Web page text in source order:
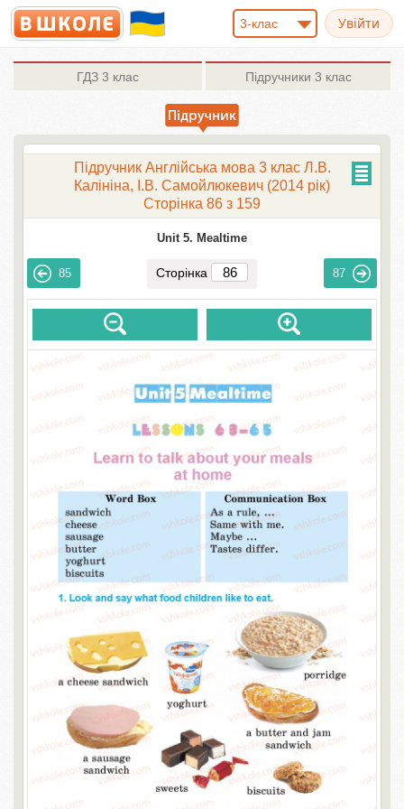
3-клас
ГДЗ 3 клас Підручники 3 клас
Підручник Англійська мова 3 клас Л.В.
Калініна, І.В. Самойлюкевич (2014 рік)
Сторінка 86 з 159
Unit 5. Mealtime
85 Сторінка 87